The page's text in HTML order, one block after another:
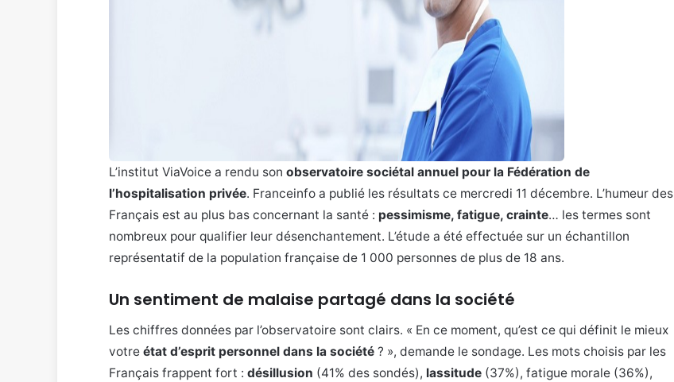
L’institut ViaVoice a rendu son observatoire sociétal annuel pour la Fédération de
l’hospitalisation privée. Franceinfo a publié les résultats ce mercredi 11 décembre. L’humeur des
Français est au plus bas concernant la santé : pessimisme, fatigue, crainte… les termes sont
nombreux pour qualifier leur désenchantement. L’étude a été effectuée sur un échantillon
représentatif de la population française de 1 000 personnes de plus de 18 ans.
Un sentiment de malaise partagé dans la société
Les chiffres données par l’observatoire sont clairs. « En ce moment, qu’est ce qui définit le mieux
votre état d’esprit personnel dans la société ? », demande le sondage. Les mots choisis par les
Français frappent fort : désillusion (41% des sondés), lassitude (37%), fatigue morale (36%),